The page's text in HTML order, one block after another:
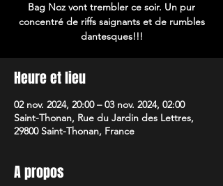
Bag Noz vont trembler ce soir. Un pur
concentré de riffs saignants et de rumbles
dantesques!!!
Heure et lieu
02 nov. 2024, 20:00 – 03 nov. 2024, 02:00
Saint-Thonan, Rue du Jardin des Lettres,
29800 Saint-Thonan, France
A propos